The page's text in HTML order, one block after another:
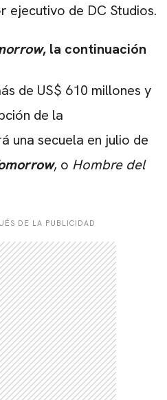
ejecutivo de DC Studios.
, la continuación
de US$ 610 millones y
de la
una secuela en julio de
, o Hombre del
DE LA PUBLICIDAD